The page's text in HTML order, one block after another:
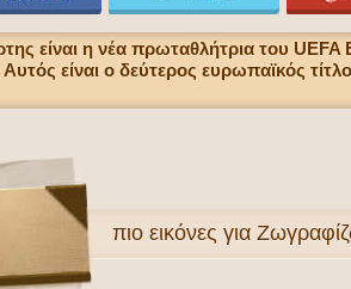
είναι η νέα πρωταθλήτρια του
Αυτός είναι ο δεύτερος ευρωπαϊκός
πιο εικόνες για